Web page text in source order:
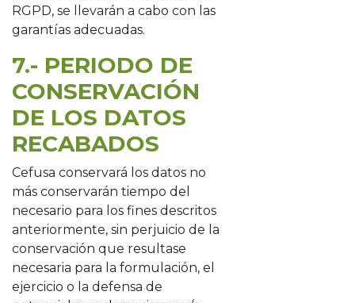
RGPD, se llevarán a cabo con las
garantías adecuadas.
7.- PERIODO DE
CONSERVACIÓN
DE LOS DATOS
RECABADOS
Cefusa conservará los datos no
más conservarán tiempo del
necesario para los fines descritos
anteriormente, sin perjuicio de la
conservación que resultase
necesaria para la formulación, el
ejercicio o la defensa de